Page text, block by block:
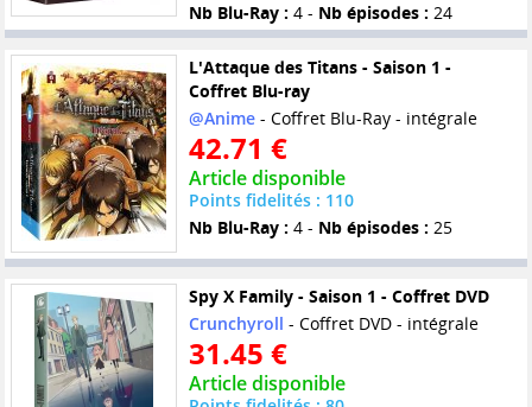
Nb Blu-Ray : 4 - Nb épisodes : 24
L'Attaque des Titans - Saison 1 -
Coffret Blu-ray
@Anime- Coffret Blu-Ray - intégrale
42.71 €
Article disponible
Points fidelités : 110
Nb Blu-Ray : 4 - Nb épisodes : 25
Spy X Family - Saison 1 - Coffret DVD
Crunchyroll - Coffret DVD - intégrale
31.45 €
Article disponible